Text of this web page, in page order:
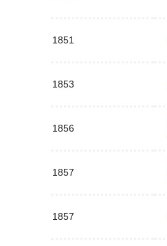
1851
1853
1856
1857
1857